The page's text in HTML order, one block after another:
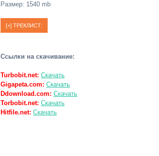
Размер: 1540 mb
Ссылки на скачивание:
Turbobit.net: Скачать
Gigapeta.com: Скачать
Ddownload.com: Скачать
Torbobit.net: Скачать
Hitfile.net: Скачать